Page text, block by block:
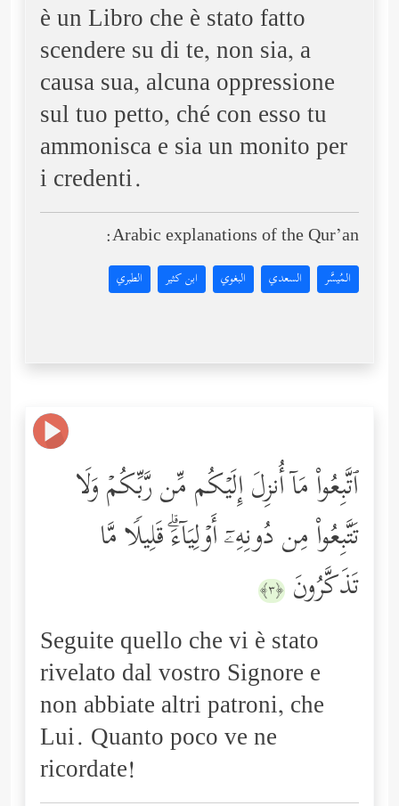
è un Libro che è stato fatto
scendere su di te, non sia, a
causa sua, alcuna oppressione
sul tuo petto, ché con esso tu
ammonisca e sia un monito per
i credenti.
Arabic explanations of the Qur’an:
المُيسَّر السعدي البغوي ابن كثير الطبري
ٱتَّبِعُواْ مَاۤ أُنزِلَ إِلَیۡكُم مِّن رَّبِّكُمۡ وَلَا
تَتَّبِعُواْ مِن دُونِهِۦۤ أَوۡلِیَاۤءَۗ قَلِیلࣰا مَّا
تَذَكَّرُونَ ﴿٣﴾
Seguite quello che vi è stato
rivelato dal vostro Signore e
non abbiate altri patroni, che
Lui. Quanto poco ve ne
ricordate!